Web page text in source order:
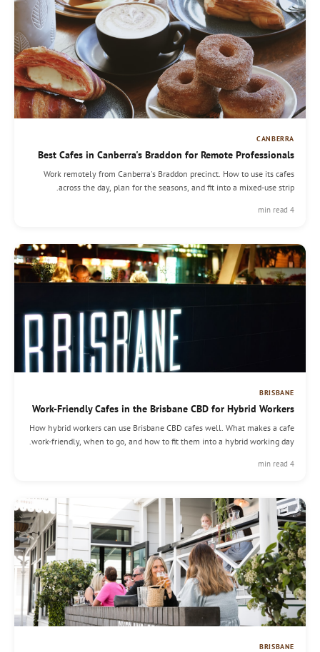
CANBERRA
Best Cafes in Canberra's Braddon for Remote Professionals
Work remotely from Canberra's Braddon precinct. How to use its cafes
across the day, plan for the seasons, and fit into a mixed-use strip.
4 min read
BRISBANE
Work-Friendly Cafes in the Brisbane CBD for Hybrid Workers
How hybrid workers can use Brisbane CBD cafes well. What makes a cafe
work-friendly, when to go, and how to fit them into a hybrid working day.
4 min read
BRISBANE